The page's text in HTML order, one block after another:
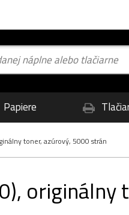
Papiere
toner, azúrový, 5000 strán